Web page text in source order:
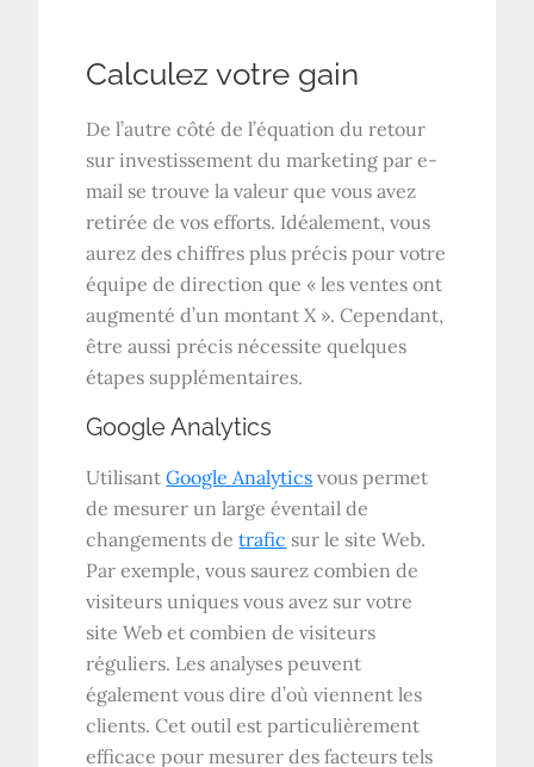
Calculez votre gain
De l’autre côté de l’équation du retour
sur investissement du marketing par e-
mail se trouve la valeur que vous avez
retirée de vos efforts. Idéalement, vous
aurez des chiffres plus précis pour votre
équipe de direction que « les ventes ont
augmenté d’un montant X ». Cependant,
être aussi précis nécessite quelques
étapes supplémentaires.
Google Analytics
UtilisantGoogle Analytics vous permet
de mesurer un large éventail de
changements detrafic sur le site Web.
Par exemple, vous saurez combien de
visiteurs uniques vous avez sur votre
site Web et combien de visiteurs
réguliers. Les analyses peuvent
également vous dire d’où viennent les
clients. Cet outil est particulièrement
efficace pour mesurer des facteurs tels